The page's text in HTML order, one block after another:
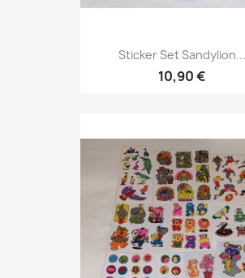
Sticker Set Sandylion...
10,90 €